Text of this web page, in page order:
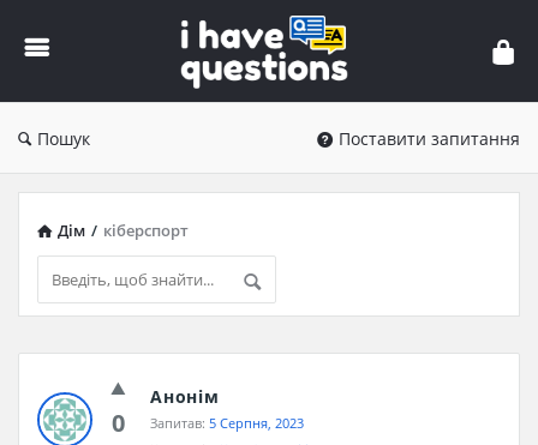
iHaveQuestions
Пошук Поставити запитання
Дім / кіберспорт
Останні
0
Анонім
Запитав: 5 Серпня, 2023